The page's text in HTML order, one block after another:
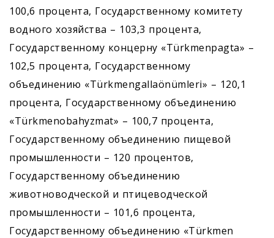
100,6 процента, Государственному комитету
водного хозяйства – 103,3 процента,
Государственному концерну «Türkmenpagta» –
102,5 процента, Государственному
объединению «Türkmengallaönümleri» – 120,1
процента, Государственному объединению
«Türkmenobahyzmat» – 100,7 процента,
Государственному объединению пищевой
промышленности – 120 процентов,
Государственному объединению
животноводческой и птицеводческой
промышленности – 101,6 процента,
Государственному объединению «Türkmen